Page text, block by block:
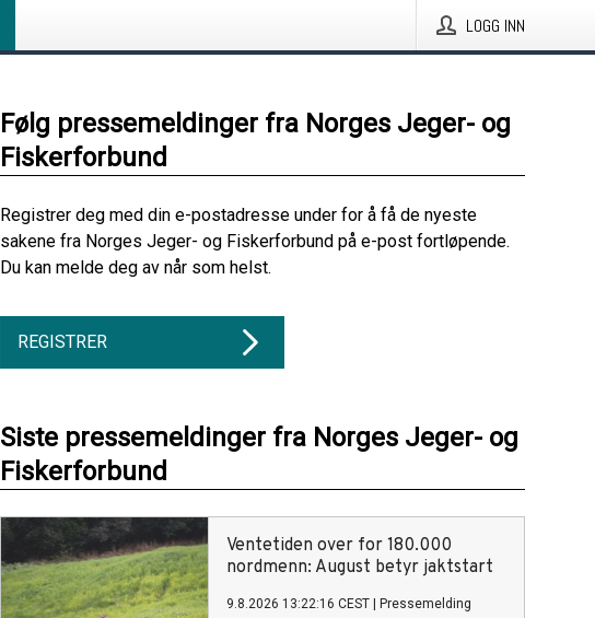
LOGG INN
Følg pressemeldinger fra Norges Jeger- og
Fiskerforbund
Registrer deg med din e-postadresse under for å få de nyeste
sakene fra Norges Jeger- og Fiskerforbund på e-post fortløpende.
Du kan melde deg av når som helst.
REGISTRER
Siste pressemeldinger fra Norges Jeger- og
Fiskerforbund
Ventetiden over for 180.000
nordmenn: August betyr jaktstart
9.8.2026 13:22:16 CEST Pressemelding